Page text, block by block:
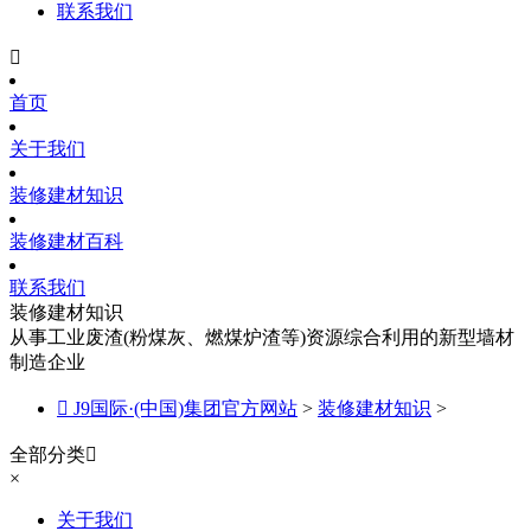
联系我们

首页
关于我们
装修建材知识
装修建材百科
联系我们
装修建材知识
从事工业废渣(粉煤灰、燃煤炉渣等)资源综合利用的新型墙材
制造企业
 J9国际·(中国)集团官方网站 > 装修建材知识 >
全部分类
×
关于我们